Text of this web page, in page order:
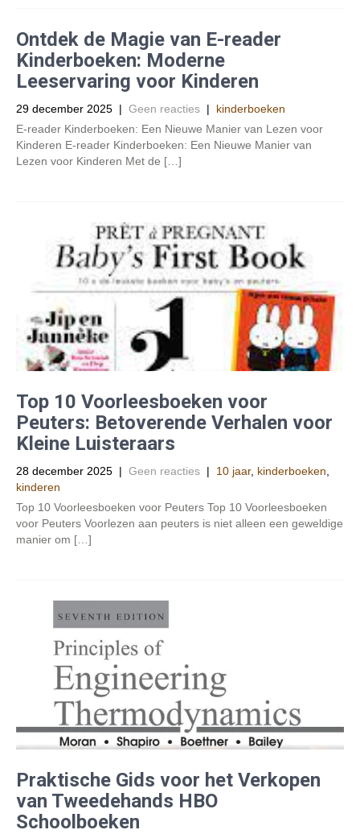
Ontdek de Magie van E-reader
Kinderboeken: Moderne
Leeservaring voor Kinderen
29 december 2025 | Geen reacties | kinderboeken
E-reader Kinderboeken: Een Nieuwe Manier van Lezen voor
Kinderen E-reader Kinderboeken: Een Nieuwe Manier van
Lezen voor Kinderen Met de […]
Top 10 Voorleesboeken voor
Peuters: Betoverende Verhalen voor
Kleine Luisteraars
28 december 2025 | Geen reacties | 10 jaar, kinderboeken
kinderen
Top 10 Voorleesboeken voor Peuters Top 10 Voorleesboeken
voor Peuters Voorlezen aan peuters is niet alleen een geweldige
manier om […]
Praktische Gids voor het Verkopen
van Tweedehands HBO
Schoolboeken